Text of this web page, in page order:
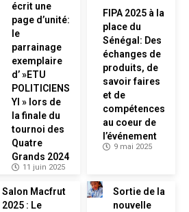
écrit une
page d’unité:
le
parrainage
exemplaire
d’ »ETU
POLITICIENS
YI » lors de
la finale du
tournoi des
Quatre
Grands 2024
11 juin 2025
FIPA 2025 à la
place du
Sénégal: Des
échanges de
produits, de
savoir faires
et de
compétences
au coeur de
l’événement
9 mai 2025
Salon Macfrut
2025 : Le
Sortie de la
nouvelle